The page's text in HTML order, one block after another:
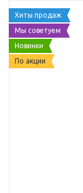
Хиты продаж
Мы советуем
Новинки
По акции